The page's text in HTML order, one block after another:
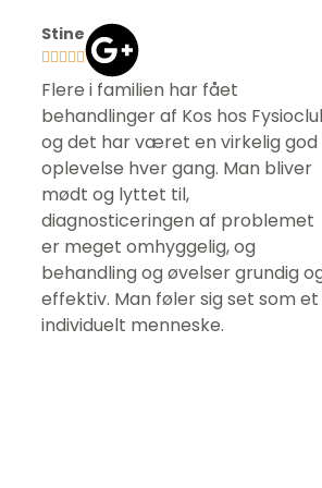
Stine
    
Flere i familien har fået
behandlinger af Kos hos
og det har været en virkelig god
oplevelse hver gang. Man bliver
mødt og lyttet til,
diagnosticeringen af problemet
er meget omhyggelig, og
behandling og øvelser grundig
effektiv. Man føler sig set som et
individuelt menneske.